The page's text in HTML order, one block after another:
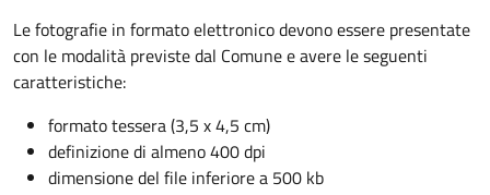
Le fotografie in formato elettronico devono essere presentate
con le modalità previste dal Comune e avere le seguenti
caratteristiche:
formato tessera (3,5 x 4,5 cm)
definizione di almeno 400 dpi
dimensione del file inferiore a 500 kb